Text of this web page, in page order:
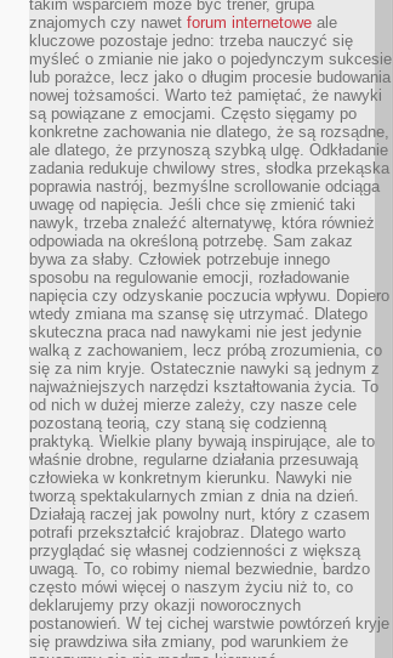
takim wsparciem może być trener, grupa
znajomych czy nawet forum internetowe ale
kluczowe pozostaje jedno: trzeba nauczyć się
myśleć o zmianie nie jako o pojedynczym sukcesie
lub porażce, lecz jako o długim procesie budowania
nowej tożsamości. Warto też pamiętać, że nawyki
są powiązane z emocjami. Często sięgamy po
konkretne zachowania nie dlatego, że są rozsądne,
ale dlatego, że przynoszą szybką ulgę. Odkładanie
zadania redukuje chwilowy stres, słodka przekąska
poprawia nastrój, bezmyślne scrollowanie odciąga
uwagę od napięcia. Jeśli chce się zmienić taki
nawyk, trzeba znaleźć alternatywę, która również
odpowiada na określoną potrzebę. Sam zakaz
bywa za słaby. Człowiek potrzebuje innego
sposobu na regulowanie emocji, rozładowanie
napięcia czy odzyskanie poczucia wpływu. Dopiero
wtedy zmiana ma szansę się utrzymać. Dlatego
skuteczna praca nad nawykami nie jest jedynie
walką z zachowaniem, lecz próbą zrozumienia, co
się za nim kryje. Ostatecznie nawyki są jednym z
najważniejszych narzędzi kształtowania życia. To
od nich w dużej mierze zależy, czy nasze cele
pozostaną teorią, czy staną się codzienną
praktyką. Wielkie plany bywają inspirujące, ale to
właśnie drobne, regularne działania przesuwają
człowieka w konkretnym kierunku. Nawyki nie
tworzą spektakularnych zmian z dnia na dzień.
Działają raczej jak powolny nurt, który z czasem
potrafi przekształcić krajobraz. Dlatego warto
przyglądać się własnej codzienności z większą
uwagą. To, co robimy niemal bezwiednie, bardzo
często mówi więcej o naszym życiu niż to, co
deklarujemy przy okazji noworocznych
postanowień. W tej cichej warstwie powtórzeń kryje
się prawdziwa siła zmiany, pod warunkiem że